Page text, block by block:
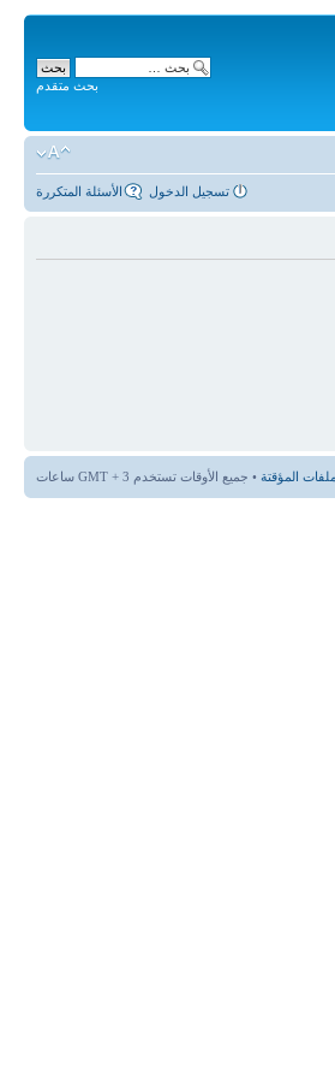
بحث متقدم
الأسئلة المتكررة تسجيل الدخول
المؤقتة • جميع الأوقات تستخدم GMT + 3 ساعات